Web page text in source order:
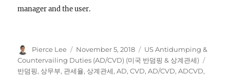
manager and the user.
Author
Pierce Lee
Posted
on
November 5, 2018 Categories
US Antidumping &
Countervailing Duties (AD/CVD) (미국 반덤핑 & 상계관세)
반덤핑,상무부, 관세율,상계관세,AD,CVD,AD/CVD,ADCVD,